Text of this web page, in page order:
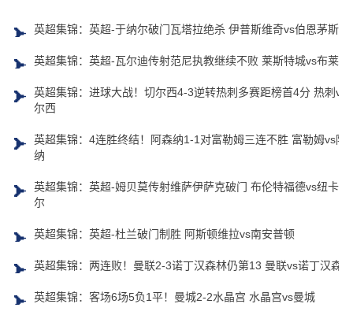
英超集锦：英超-于纳尔破门瓦塔拉绝杀 伊普斯维奇vs伯恩茅斯
英超集锦：英超-瓦尔迪传射范尼执教继续不败 莱斯特城vs布莱顿
英超集锦：进球大战！切尔西4-3逆转热刺多赛距榜首4分 热刺vs
尔西
英超集锦：4连胜终结！阿森纳1-1对富勒姆三连不胜 富勒姆vs阿
纳
英超集锦：英超-姆贝莫传射维萨伊萨克破门 布伦特福德vs纽卡斯
尔
英超集锦：英超-杜兰破门制胜 阿斯顿维拉vs南安普顿
英超集锦：两连败！曼联2-3诺丁汉森林仍第13 曼联vs诺丁汉森林
英超集锦：客场6场5负1平！曼城2-2水晶宫 水晶宫vs曼城